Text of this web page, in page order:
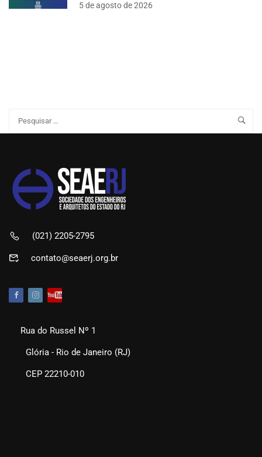
5 de agosto de 2026
(021) 2205-2795
contato@seaerj.org.br
Rua do Russel Nº 1
Glória - Rio de Janeiro (RJ)
CEP 22210-010